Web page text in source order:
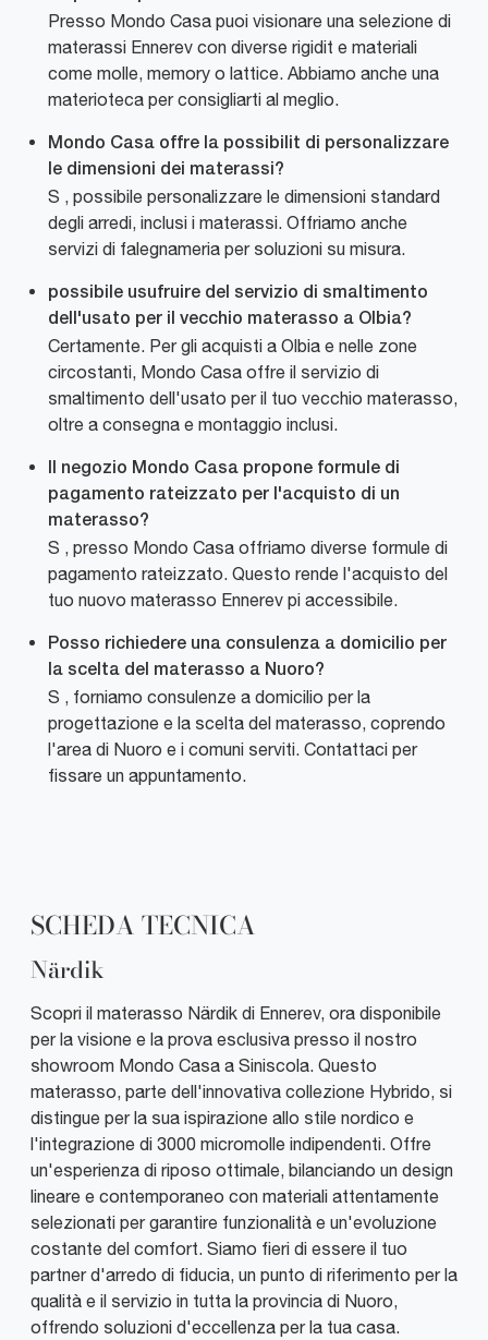
Presso Mondo Casa puoi visionare una selezione di
materassi Ennerev con diverse rigidit e materiali
come molle, memory o lattice. Abbiamo anche una
materioteca per consigliarti al meglio.
Mondo Casa offre la possibilit di personalizzare
le dimensioni dei materassi?
S , possibile personalizzare le dimensioni standard
degli arredi, inclusi i materassi. Offriamo anche
servizi di falegnameria per soluzioni su misura.
possibile usufruire del servizio di smaltimento
dell'usato per il vecchio materasso a Olbia?
Certamente. Per gli acquisti a Olbia e nelle zone
circostanti, Mondo Casa offre il servizio di
smaltimento dell'usato per il tuo vecchio materasso,
oltre a consegna e montaggio inclusi.
Il negozio Mondo Casa propone formule di
pagamento rateizzato per l'acquisto di un
materasso?
S , presso Mondo Casa offriamo diverse formule di
pagamento rateizzato. Questo rende l'acquisto del
tuo nuovo materasso Ennerev pi accessibile.
Posso richiedere una consulenza a domicilio per
la scelta del materasso a Nuoro?
S , forniamo consulenze a domicilio per la
progettazione e la scelta del materasso, coprendo
l'area di Nuoro e i comuni serviti. Contattaci per
fissare un appuntamento.
SCHEDA TECNICA
Närdik
Scopri il materasso Närdik di Ennerev, ora disponibile
per la visione e la prova esclusiva presso il nostro
showroom Mondo Casa a Siniscola. Questo
materasso, parte dell'innovativa collezione Hybrido, si
distingue per la sua ispirazione allo stile nordico e
l'integrazione di 3000 micromolle indipendenti. Offre
un'esperienza di riposo ottimale, bilanciando un design
lineare e contemporaneo con materiali attentamente
selezionati per garantire funzionalità e un'evoluzione
costante del comfort. Siamo fieri di essere il tuo
partner d'arredo di fiducia, un punto di riferimento per la
qualità e il servizio in tutta la provincia di Nuoro,
offrendo soluzioni d'eccellenza per la tua casa.